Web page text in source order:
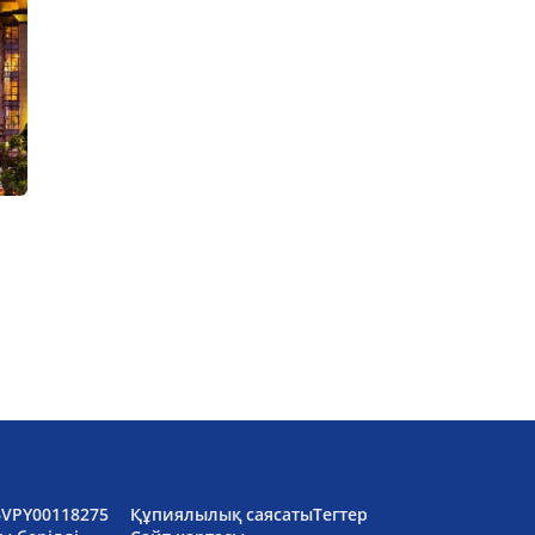
Құпиялылық саясатыТегтер